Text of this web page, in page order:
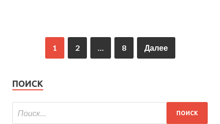
1 2 … 8 Далее
ПОИСК